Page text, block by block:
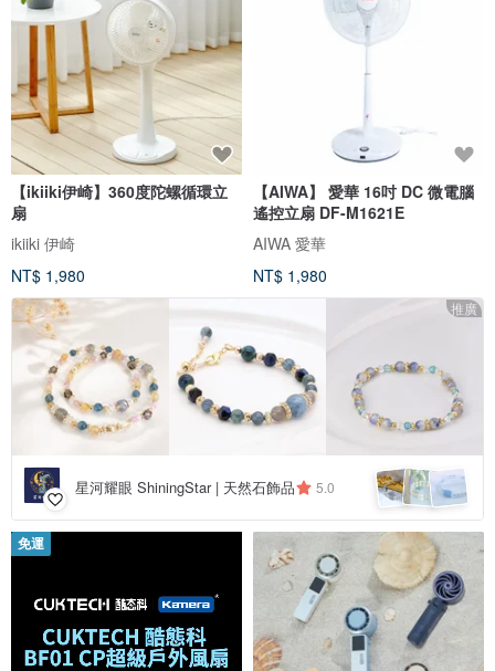
【ikiiki伊崎】360度陀螺循環立
扇
ikiiki 伊崎
NT$ 1,980
【AIWA】 愛華 16吋 DC 微電腦
遙控立扇 DF-M1621E
AIWA 愛華
NT$ 1,980
推廣
星河耀眼 ShiningStar | 天然石飾品 5.0
免運